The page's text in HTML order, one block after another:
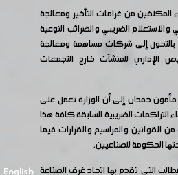
المكلفين من غرامات التأخير ومعالجة
الضريبي والضرائب النوعية
بالتحول إلى شركات مساهمة ومعالجة
الإداري للمنشآت خارج التجمعات
مأمون حمدان إلى أن الوزارة تعمل على
التراكمات الضريبية السابقة كافة هذا
القوانين والمراسيم والقرارات فيما
الحكومة للصناعيين.
التي تقدم بها اتحاد غرف الصناعة